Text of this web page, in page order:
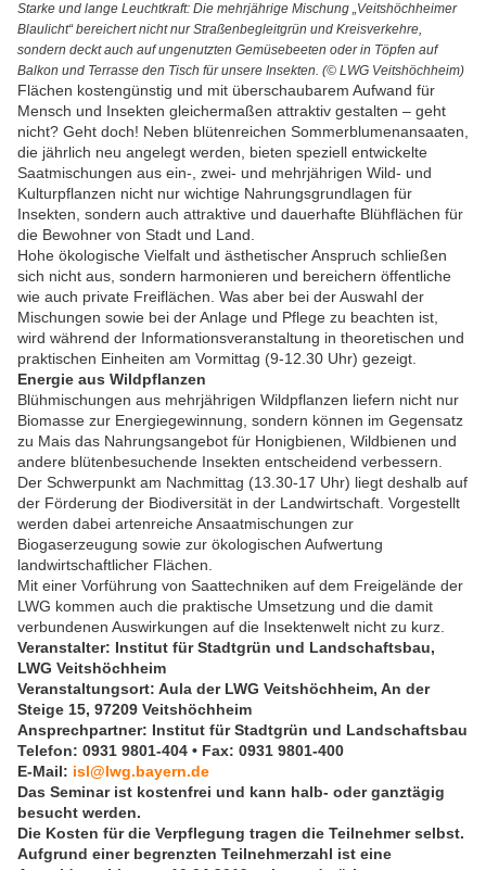
Starke und lange Leuchtkraft: Die mehrjährige Mischung „Veitshöchheimer
Blaulicht“ bereichert nicht nur Straßenbegleitgrün und Kreisverkehre,
sondern deckt auch auf ungenutzten Gemüsebeeten oder in Töpfen auf
Balkon und Terrasse den Tisch für unsere Insekten. (© LWG Veitshöchheim)
Flächen kostengünstig und mit überschaubarem Aufwand für
Mensch und Insekten gleichermaßen attraktiv gestalten – geht
nicht? Geht doch! Neben blütenreichen Sommerblumenansaaten,
die jährlich neu angelegt werden, bieten speziell entwickelte
Saatmischungen aus ein-, zwei- und mehrjährigen Wild- und
Kulturpflanzen nicht nur wichtige Nahrungsgrundlagen für
Insekten, sondern auch attraktive und dauerhafte Blühflächen für
die Bewohner von Stadt und Land.
Hohe ökologische Vielfalt und ästhetischer Anspruch schließen
sich nicht aus, sondern harmonieren und bereichern öffentliche
wie auch private Freiflächen. Was aber bei der Auswahl der
Mischungen sowie bei der Anlage und Pflege zu beachten ist,
wird während der Informationsveranstaltung in theoretischen und
praktischen Einheiten am Vormittag (9-12.30 Uhr) gezeigt.
Energie aus Wildpflanzen
Blühmischungen aus mehrjährigen Wildpflanzen liefern nicht nur
Biomasse zur Energiegewinnung, sondern können im Gegensatz
zu Mais das Nahrungsangebot für Honigbienen, Wildbienen und
andere blütenbesuchende Insekten entscheidend verbessern.
Der Schwerpunkt am Nachmittag (13.30-17 Uhr) liegt deshalb auf
der Förderung der Biodiversität in der Landwirtschaft. Vorgestellt
werden dabei artenreiche Ansaatmischungen zur
Biogaserzeugung sowie zur ökologischen Aufwertung
landwirtschaftlicher Flächen.
Mit einer Vorführung von Saattechniken auf dem Freigelände der
LWG kommen auch die praktische Umsetzung und die damit
verbundenen Auswirkungen auf die Insektenwelt nicht zu kurz.
Veranstalter: Institut für Stadtgrün und Landschaftsbau,
LWG Veitshöchheim
Veranstaltungsort: Aula der LWG Veitshöchheim, An der
Steige 15, 97209 Veitshöchheim
Ansprechpartner: Institut für Stadtgrün und Landschaftsbau
Telefon: 0931 9801-404 • Fax: 0931 9801-400
E-Mail: isl@lwg.bayern.de
Das Seminar ist kostenfrei und kann halb- oder ganztägig
besucht werden.
Die Kosten für die Verpflegung tragen die Teilnehmer selbst.
Aufgrund einer begrenzten Teilnehmerzahl ist eine